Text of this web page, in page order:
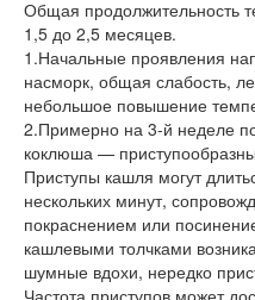
Общая продолжительность
1,5 до 2,5 месяцев.
1.Начальные проявления
насморк, общая слабость,
небольшое повышение
2.Примерно на 3-й неделе
коклюша —
Приступы кашля могут
нескольких минут,
покраснением или
кашлевыми толчками
шумные вдохи, нередко
Частота приступов может